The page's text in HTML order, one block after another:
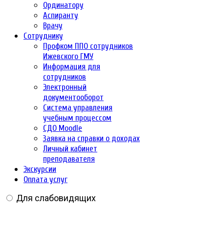
Ординатору
Аспиранту
Врачу
Сотруднику
Профком ППО сотрудников
Ижевского ГМУ
Информация для
сотрудников
Электронный
документооборот
Система управления
учебным процессом
СДО Moodle
Заявка на справки о доходах
Личный кабинет
преподавателя
Экскурсии
Оплата услуг
Для слабовидящих